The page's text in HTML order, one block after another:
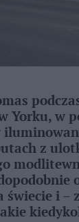
Yorku, w
z
świecie i